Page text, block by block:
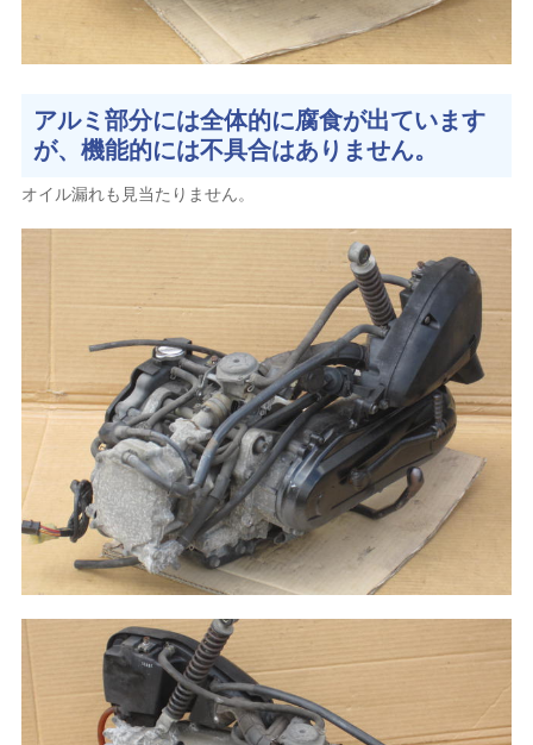
アルミ部分には全体的に腐食が出ています
が、機能的には不具合はありません。
オイル漏れも見当たりません。